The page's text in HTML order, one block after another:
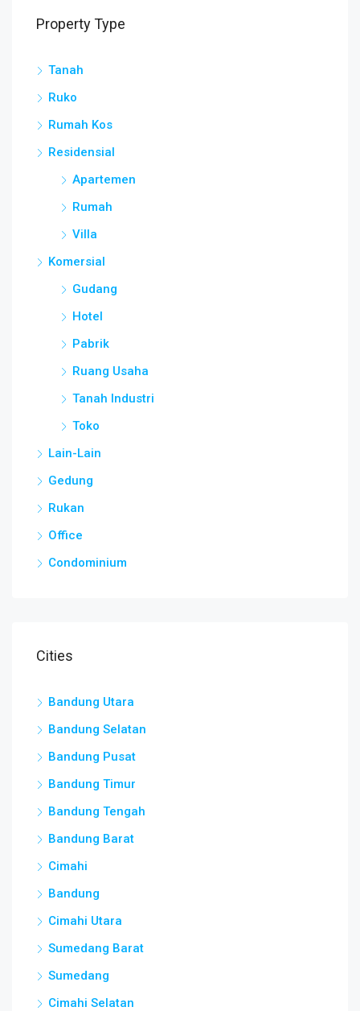
Property Type
Tanah
Ruko
Rumah Kos
Residensial
Apartemen
Rumah
Villa
Komersial
Gudang
Hotel
Pabrik
Ruang Usaha
Tanah Industri
Toko
Lain-Lain
Gedung
Rukan
Office
Condominium
Cities
Bandung Utara
Bandung Selatan
Bandung Pusat
Bandung Timur
Bandung Tengah
Bandung Barat
Cimahi
Bandung
Cimahi Utara
Sumedang Barat
Sumedang
Cimahi Selatan